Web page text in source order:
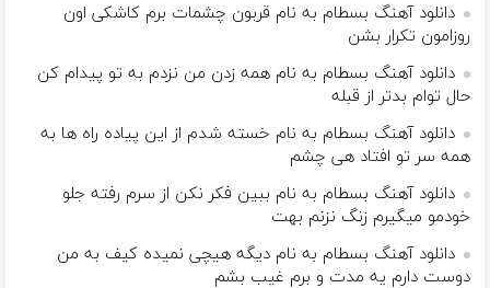
دانلود آهنگ بسطام به نام قربون چشمات برم کاشکی اون
روزامون تکرار بشن
دانلود آهنگ بسطام به نام همه زدن من نزدم به تو پیدام کن
حال توام بدتر از قبله
دانلود آهنگ بسطام به نام خسته شدم از این پیاده راه ها به
همه سر تو افتاد هی چشم
دانلود آهنگ بسطام به نام ببین فکر نکن از سرم رفته جلو
خودمو میگیرم زنگ نزنم بهت
دانلود آهنگ بسطام به نام دیگه هیچی نمیده کیف به من
دوست دارم یه مدت و برم غیب بشم